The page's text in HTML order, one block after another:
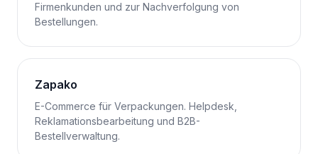
Firmenkunden und zur Nachverfolgung von
Bestellungen.
Zapako
E-Commerce für Verpackungen. Helpdesk,
Reklamationsbearbeitung und B2B-
Bestellverwaltung.